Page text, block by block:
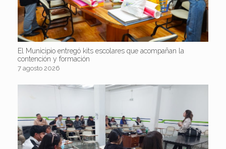
El Municipio entregó kits escolares que acompañan la
contención y formación
7 agosto 2026